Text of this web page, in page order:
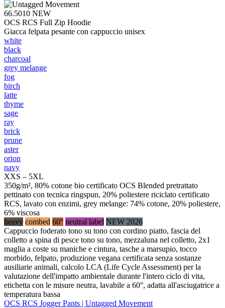
66.5010 NEW
OCS RCS Full Zip Hoodie
Giacca felpata pesante con cappuccio unisex
white
black
charcoal
grey melange
fog
birch
latte
thyme
sage
ray
brick
prune
aster
orion
navy
XXS – 5XL
350g/m², 80% cotone bio certificato OCS Blended pretrattato
pettinato con tecnica ringspun, 20% poliestere riciclato certificato
RCS, lavato con enzimi, grey melange: 74% cotone, 20% poliestere,
6% viscosa
heavy combed 60° neutral label NEW 2026
Cappuccio foderato tono su tono con cordino piatto, fascia del
colletto a spina di pesce tono su tono, mezzaluna nel colletto, 2x1
maglia a coste su maniche e cintura, tasche a marsupio, tocco
morbido, felpato, produzione vegana certificata senza sostanze
ausiliarie animali, calcolo LCA (Life Cycle Assessment) per la
valutazione dell'impatto ambientale durante l'intero ciclo di vita,
etichetta con le misure neutra, lavabile a 60°, adatta all'asciugatrice a
temperatura bassa
OCS RCS Jogger Pants | Untagged Movement